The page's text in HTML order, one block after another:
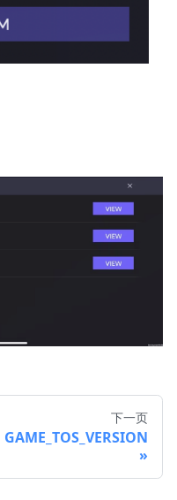
下一页
GAME_TOS_VERSION